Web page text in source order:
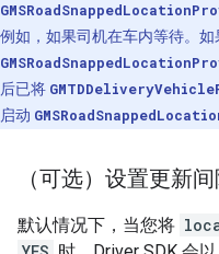
例如，如果司机在车内等待。
后已将
启动
（可选）设置更新
默认情况下，当您将